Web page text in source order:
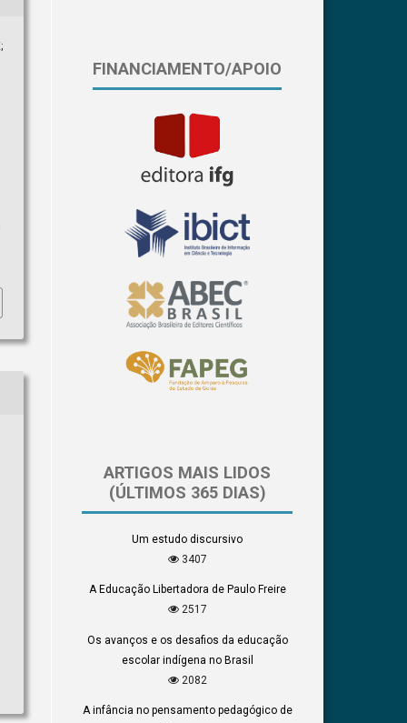
FINANCIAMENTO/APOIO
ARTIGOS MAIS LIDOS
(ÚLTIMOS 365 DIAS)
Um estudo discursivo
3407
A Educação Libertadora de Paulo Freire
2517
Os avanços e os desafios da educação
escolar indígena no Brasil
2082
A infância no pensamento pedagógico de